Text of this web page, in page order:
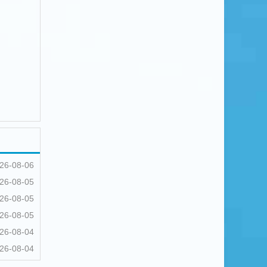
08-06
08-05
08-05
08-05
08-04
08-04